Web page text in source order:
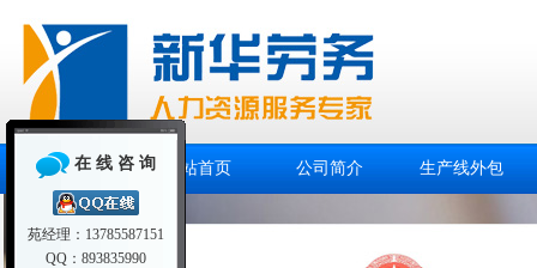
网站首页 公司简介 生产线外包
在 线 咨 询
苑经理：13785587151
QQ：893835990